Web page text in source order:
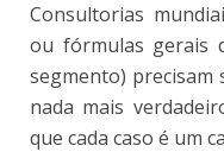
Consultorias
ou fórmulas gerais
segmento) precisam
nada mais
que cada caso é um